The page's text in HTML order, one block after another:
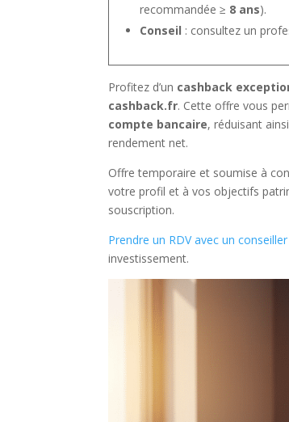
recommandée ≥ 8 ans).
Conseil : consultez un
Profitez d’un cashback
cashback.fr. Cette offre vous
compte bancaire, réduisant
rendement net.
Offre temporaire et soumise à
votre profil et à vos objectifs
souscription.
Prendre un RDV avec un conseiller
investissement.